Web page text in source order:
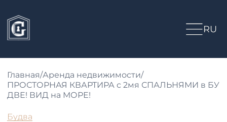
RU
Главная/Аренда недвижимости/
ПРОСТОРНАЯ КВАРТИРА с 2мя СПАЛЬНЯМИ в БУ
ДВЕ! ВИД на МОРЕ!
Будва